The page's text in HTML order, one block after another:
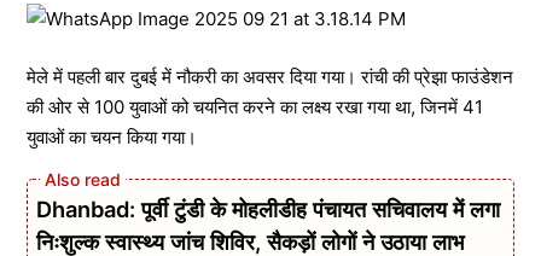
मेले में पहली बार दुबई में नौकरी का अवसर दिया गया। रांची की प्रेझा फाउंडेशन
की ओर से 100 युवाओं को चयनित करने का लक्ष्य रखा गया था, जिनमें 41
युवाओं का चयन किया गया।
Dhanbad: पूर्वी टुंडी के मोहलीडीह पंचायत सचिवालय में लगा
निःशुल्क स्वास्थ्य जांच शिविर, सैकड़ों लोगों ने उठाया लाभ